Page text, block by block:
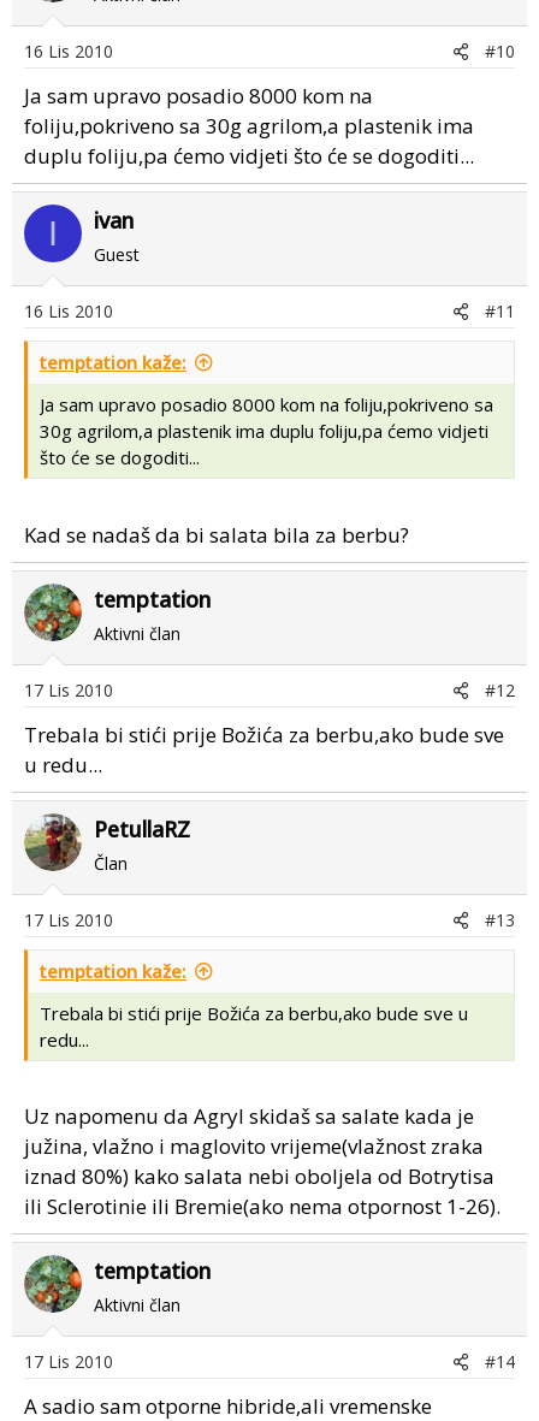
16 Lis 2010 #10
Ja sam upravo posadio 8000 kom na
foliju,pokriveno sa 30g agrilom,a plastenik ima
duplu foliju,pa ćemo vidjeti što će se dogoditi...
I ivan
Guest
16 Lis 2010 #11
temptation kaže:
Ja sam upravo posadio 8000 kom na foliju,pokriveno sa
30g agrilom,a plastenik ima duplu foliju,pa ćemo vidjeti
što će se dogoditi...
Kad se nadaš da bi salata bila za berbu?
temptation
Aktivni član
17 Lis 2010 #12
Trebala bi stići prije Božića za berbu,ako bude sve
u redu...
PetullaRZ
Član
17 Lis 2010 #13
temptation kaže:
Trebala bi stići prije Božića za berbu,ako bude sve u
redu...
Uz napomenu da Agryl skidaš sa salate kada je
južina, vlažno i maglovito vrijeme(vlažnost zraka
iznad 80%) kako salata nebi oboljela od Botrytisa
ili Sclerotinie ili Bremie(ako nema otpornost 1-26).
temptation
Aktivni član
17 Lis 2010 #14
A sadio sam otporne hibride,ali vremenske